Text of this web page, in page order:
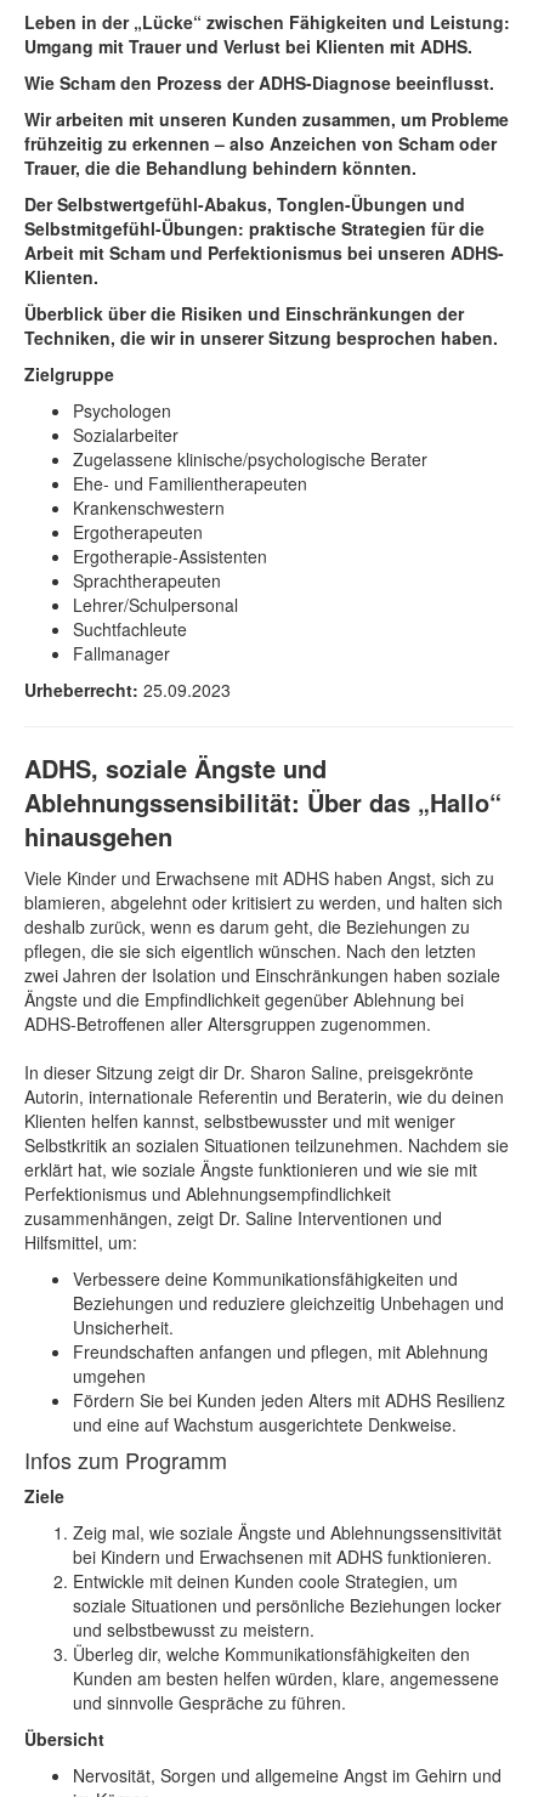
Leben in der „Lücke“ zwischen Fähigkeiten und Leistung:
Umgang mit Trauer und Verlust bei Klienten mit ADHS.
Wie Scham den Prozess der ADHS-Diagnose beeinflusst.
Wir arbeiten mit unseren Kunden zusammen, um Probleme
frühzeitig zu erkennen – also Anzeichen von Scham oder
Trauer, die die Behandlung behindern könnten.
Der Selbstwertgefühl-Abakus, Tonglen-Übungen und
Selbstmitgefühl-Übungen: praktische Strategien für die
Arbeit mit Scham und Perfektionismus bei unseren ADHS-
Klienten.
Überblick über die Risiken und Einschränkungen der
Techniken, die wir in unserer Sitzung besprochen haben.
Zielgruppe
Psychologen
Sozialarbeiter
Zugelassene klinische/psychologische Berater
Ehe- und Familientherapeuten
Krankenschwestern
Ergotherapeuten
Ergotherapie-Assistenten
Sprachtherapeuten
Lehrer/Schulpersonal
Suchtfachleute
Fallmanager
Urheberrecht: 25.09.2023
ADHS, soziale Ängste und
Ablehnungssensibilität: Über das „Hallo“
hinausgehen
Viele Kinder und Erwachsene mit ADHS haben Angst, sich zu
blamieren, abgelehnt oder kritisiert zu werden, und halten sich
deshalb zurück, wenn es darum geht, die Beziehungen zu
pflegen, die sie sich eigentlich wünschen. Nach den letzten
zwei Jahren der Isolation und Einschränkungen haben soziale
Ängste und die Empfindlichkeit gegenüber Ablehnung bei
ADHS-Betroffenen aller Altersgruppen zugenommen.
In dieser Sitzung zeigt dir Dr. Sharon Saline, preisgekrönte
Autorin, internationale Referentin und Beraterin, wie du deinen
Klienten helfen kannst, selbstbewusster und mit weniger
Selbstkritik an sozialen Situationen teilzunehmen. Nachdem sie
erklärt hat, wie soziale Ängste funktionieren und wie sie mit
Perfektionismus und Ablehnungsempfindlichkeit
zusammenhängen, zeigt Dr. Saline Interventionen und
Hilfsmittel, um:
Verbessere deine Kommunikationsfähigkeiten und
Beziehungen und reduziere gleichzeitig Unbehagen und
Unsicherheit.
Freundschaften anfangen und pflegen, mit Ablehnung
umgehen
Fördern Sie bei Kunden jeden Alters mit ADHS Resilienz
und eine auf Wachstum ausgerichtete Denkweise.
Infos zum Programm
Ziele
Zeig mal, wie soziale Ängste und Ablehnungssensitivität
bei Kindern und Erwachsenen mit ADHS funktionieren.
Entwickle mit deinen Kunden coole Strategien, um
soziale Situationen und persönliche Beziehungen locker
und selbstbewusst zu meistern.
Überleg dir, welche Kommunikationsfähigkeiten den
Kunden am besten helfen würden, klare, angemessene
und sinnvolle Gespräche zu führen.
Übersicht
Nervosität, Sorgen und allgemeine Angst im Gehirn und